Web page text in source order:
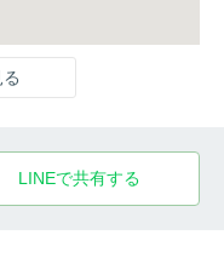
LINEで共有する